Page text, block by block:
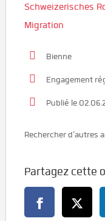
Schweizerisches
Migration
Bienne
Engagement
Publié le
Rechercher d'autres
Partagez cette